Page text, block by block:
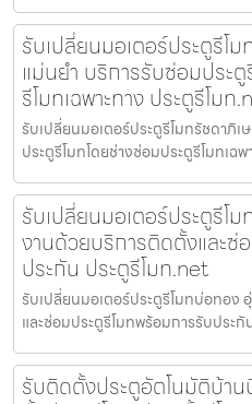
รับเปลี่ยนมอเตอร์ประตูรีโ
แม่นยำ บริการรับซ่อมประ
รีโมทเฉพาะทาง ประตูรีโมท
รับเปลี่ยนมอเตอร์ประตูรีโมทรัชดาภิ
ประตูรีโมทโดยช่างซ่อมประตูรีโมทเฉ
รับเปลี่ยนมอเตอร์ประตูรีโ
งานด้วยบริการติดตั้งและซ่
ประกัน ประตูรีโมท.net
รับเปลี่ยนมอเตอร์ประตูรีโมทบ่อทอง
และซ่อมประตูรีโมทพร้อมการรับประ
รับติดตั้งประตูอัตโนมัติบ้าน